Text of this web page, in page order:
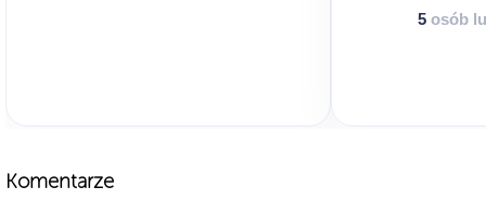
5osób
Komentarze